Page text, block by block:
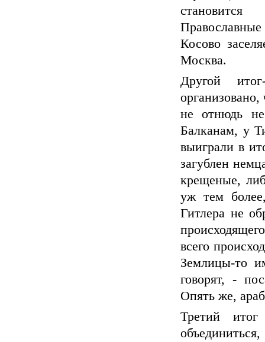
Косово
Москва.
Другой
не отнюдь
Балканам, у
выиграли в
загублен
крещеные,
уж тем
Гитлера не
всего
Землицы-то
говорят, -
Опять же,
Третий